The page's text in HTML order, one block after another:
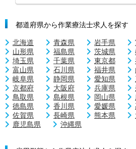
都道府県から作業療法士求人を探す
北海道 青森県 岩手県
山形県
福島県 茨城県
埼玉県
千葉県 東京都
富山県
石川県 福井県
岐阜県
静岡県 愛知県
京都府
大阪府 兵庫県
鳥取県
島根県 岡山県
徳島県
香川県 愛媛県
佐賀県
長崎県 熊本県
鹿児島県
沖縄県